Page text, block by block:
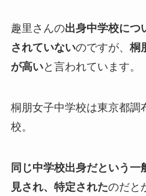
趣里さんの出身中学校につ
されていないのですが、 桐
が高いと言われています。
桐朋女子中学校は東京都調
校。
同じ中学校出身だという一
見され、特定されたのだと